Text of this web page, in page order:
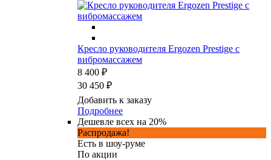
Кресло руководителя Ergozen Prestige с
вибромассажем
8 400 ₽
30 450 ₽
Добавить к заказу
Подробнее
Дешевле всех на 20%
Распродажа!
Есть в шоу-руме
По акции